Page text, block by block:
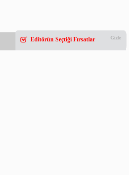
Editörün Seçtiği Fırsatlar Gizle